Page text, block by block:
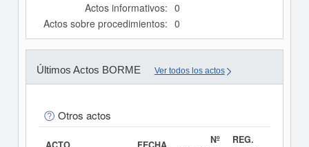
Actos informativos: 0
Actos sobre procedimientos: 0
Últimos Actos BORME Ver todos los actos
Otros actos
Nº
REG.